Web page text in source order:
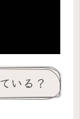
いる？